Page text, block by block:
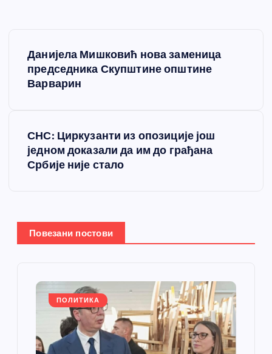
е
ч
Данијела Мишковић нова заменица
председника Скупштине општине
Варварин
СНС: Циркузанти из опозиције још
једном доказали да им до грађана
Србије није стало
Повезани постови
ПОЛИТИКА